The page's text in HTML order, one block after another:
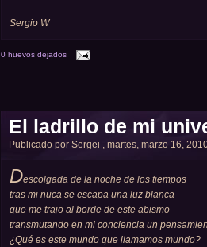
Sergio W
0 huevos dejados
El ladrillo de mi
Publicado por Sergei , martes, marzo 16,
Descolgada de la noche de los tiempos
tras mi nuca se escapa una luz blanca
que me trajo al borde de este abismo
transmutando en mi conciencia un
¿Qué es este mundo que llamamos mundo?